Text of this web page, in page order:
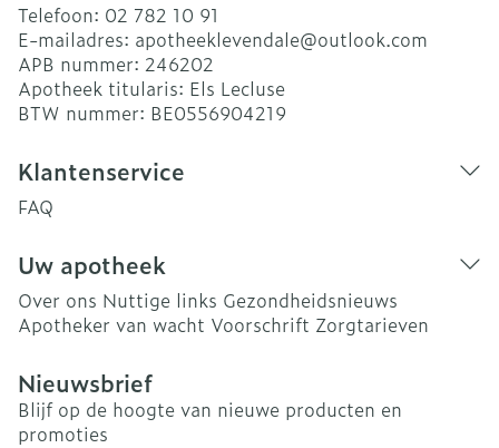
Telefoon: 02 782 10 91
E-mailadres: apotheeklevendale@outlook.com
APB nummer: 246202
Apotheek titularis: Els Lecluse
BTW nummer: BE0556904219
Klantenservice
FAQ
Uw apotheek
Over ons Nuttige links Gezondheidsnieuws
Apotheker van wacht Voorschrift Zorgtarieven
Nieuwsbrief
Blijf op de hoogte van nieuwe producten en
promoties